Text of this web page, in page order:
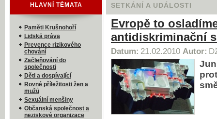
SETKÁNÍ A UDÁLOSTI
Evropě to
antidiskriminační
Datum: 21.02.2010 Autor:
HLAVNÍ TÉMATA
Paměti Krušnohoří
Lidská práva
Prevence rizikového
chování
Začleňování do
společnosti
Děti a dospívající
Rovné příležitosti žen a
mužů
Sexuální menšiny
Občanská společnost a
neziskové organizace